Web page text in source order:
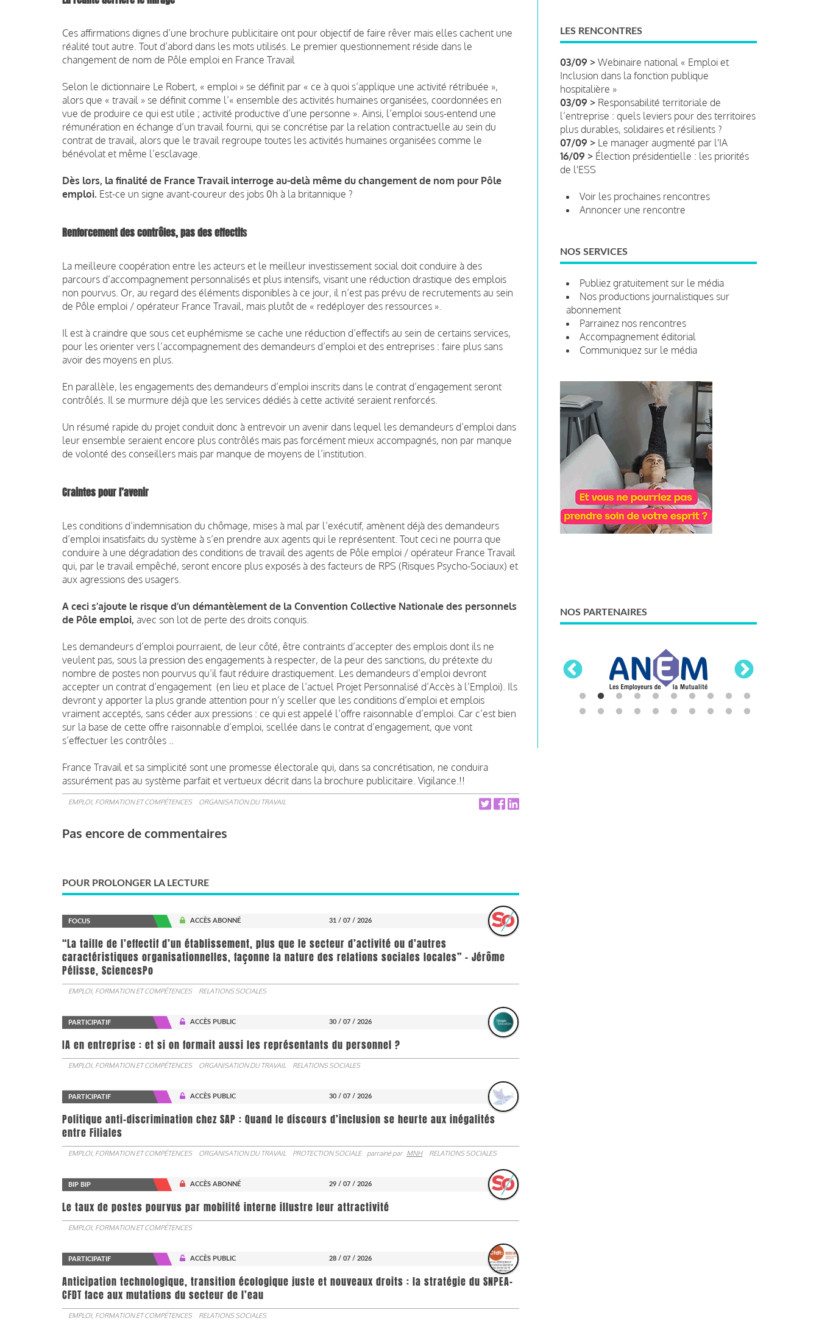
Ces affirmations dignes d’une brochure publicitaire ont pour objectif de faire rêver mais elles cachent une
réalité tout autre. Tout d’abord dans les mots utilisés. Le premier questionnement réside dans le
changement de nom de Pôle emploi en France Travail
Selon le dictionnaire Le Robert, « emploi » se définit par « ce à quoi s’applique une activité rétribuée »,
alors que « travail » se définit comme l’« ensemble des activités humaines organisées, coordonnées en
vue de produire ce qui est utile ; activité productive d’une personne ». Ainsi, l’emploi sous-entend une
rémunération en échange d’un travail fourni, qui se concrétise par la relation contractuelle au sein du
contrat de travail, alors que le travail regroupe toutes les activités humaines organisées comme le
bénévolat et même l’esclavage.
Dès lors, la finalité de France Travail interroge au-delà même du changement de nom pour Pôle
emploi. Est-ce un signe avant-coureur des jobs 0h à la britannique ?
Renforcement des contrôles, pas des effectifs
La meilleure coopération entre les acteurs et le meilleur investissement social doit conduire à des
parcours d’accompagnement personnalisés et plus intensifs, visant une réduction drastique des emplois
non pourvus. Or, au regard des éléments disponibles à ce jour, il n’est pas prévu de recrutements au sein
de Pôle emploi / opérateur France Travail, mais plutôt de « redéployer des ressources ».
Il est à craindre que sous cet euphémisme se cache une réduction d’effectifs au sein de certains services,
pour les orienter vers l’accompagnement des demandeurs d’emploi et des entreprises : faire plus sans
avoir des moyens en plus.
En parallèle, les engagements des demandeurs d’emploi inscrits dans le contrat d’engagement seront
contrôlés. Il se murmure déjà que les services dédiés à cette activité seraient renforcés.
Un résumé rapide du projet conduit donc à entrevoir un avenir dans lequel les demandeurs d’emploi dans
leur ensemble seraient encore plus contrôlés mais pas forcément mieux accompagnés, non par manque
de volonté des conseillers mais par manque de moyens de l’institution.
Craintes pour l’avenir
Les conditions d’indemnisation du chômage, mises à mal par l’exécutif, amènent déjà des demandeurs
d’emploi insatisfaits du système à s’en prendre aux agents qui le représentent. Tout ceci ne pourra que
conduire à une dégradation des conditions de travail des agents de Pôle emploi / opérateur France Travail
qui, par le travail empêché, seront encore plus exposés à des facteurs de RPS (Risques Psycho-Sociaux) et
aux agressions des usagers.
A ceci s’ajoute le risque d’un démantèlement de la Convention Collective Nationale des personnels
de Pôle emploi, avec son lot de perte des droits conquis.
Les demandeurs d’emploi pourraient, de leur côté, être contraints d’accepter des emplois dont ils ne
veulent pas, sous la pression des engagements à respecter, de la peur des sanctions, du prétexte du
nombre de postes non pourvus qu’il faut réduire drastiquement. Les demandeurs d’emploi devront
accepter un contrat d’engagement (en lieu et place de l’actuel Projet Personnalisé d’Accès à l’Emploi). Ils
devront y apporter la plus grande attention pour n’y sceller que les conditions d’emploi et emplois
vraiment acceptés, sans céder aux pressions : ce qui est appelé l’offre raisonnable d’emploi. Car c’est bien
sur la base de cette offre raisonnable d’emploi, scellée dans le contrat d’engagement, que vont
s’effectuer les contrôles ..
France Travail et sa simplicité sont une promesse électorale qui, dans sa concrétisation, ne conduira
assurément pas au système parfait et vertueux décrit dans la brochure publicitaire. Vigilance.!!
EMPLOI, FORMATION ET COMPÉTENCES ORGANISATION DU TRAVAIL
Pas encore de commentaires
POUR PROLONGER LA LECTURE
FOCUS ACCÈS ABONNÉ 31 / 07 / 2026
“La taille de l’effectif d’un établissement, plus que le secteur d’activité ou d’autres
caractéristiques organisationnelles, façonne la nature des relations sociales locales” - Jérôme
Pélisse, SciencesPo
EMPLOI, FORMATION ET COMPÉTENCES RELATIONS SOCIALES
PARTICIPATIF ACCÈS PUBLIC 30 / 07 / 2026
IA en entreprise : et si on formait aussi les représentants du personnel ?
EMPLOI, FORMATION ET COMPÉTENCES ORGANISATION DU TRAVAIL RELATIONS SOCIALES
PARTICIPATIF ACCÈS PUBLIC 30 / 07 / 2026
Politique anti-discrimination chez SAP : Quand le discours d’inclusion se heurte aux inégalités
entre Filiales
EMPLOI, FORMATION ET COMPÉTENCES ORGANISATION DU TRAVAIL PROTECTION SOCIALE parrainé par MNH RELATIONS SOCIALES
BIP BIP ACCÈS ABONNÉ 29 / 07 / 2026
Le taux de postes pourvus par mobilité interne illustre leur attractivité
EMPLOI, FORMATION ET COMPÉTENCES
PARTICIPATIF ACCÈS PUBLIC 28 / 07 / 2026
Anticipation technologique, transition écologique juste et nouveaux droits : la stratégie du SNPEA-
CFDT face aux mutations du secteur de l’eau
EMPLOI, FORMATION ET COMPÉTENCES RELATIONS SOCIALES
LES RENCONTRES
03/09 > Webinaire national « Emploi et
Inclusion dans la fonction publique
hospitalière »
03/09 > Responsabilité territoriale de
l’entreprise : quels leviers pour des territoires
plus durables, solidaires et résilients ?
07/09 > Le manager augmenté par l'IA
16/09 > Élection présidentielle : les priorités
de l'ESS
Voir les prochaines rencontres
Annoncer une rencontre
NOS SERVICES
Publiez gratuitement sur le média
Nos productions journalistiques sur
abonnement
Parrainez nos rencontres
Accompagnement éditorial
Communiquez sur le média
NOS PARTENAIRES